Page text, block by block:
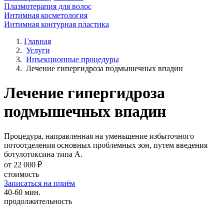
Плазмотерапия для волос
Интимная косметология
Интимная контурная пластика
Главная
Услуги
Инъекционные процедуры
Лечение гипергидроза подмышечных впадин
Лечение гипергидроза
подмышечных впадин
Процедура, направленная на уменьшение избыточного
потоотделения основных проблемных зон, путем введения
ботулотоксина типа А.
от 22 000 ₽
стоимость
Записаться на приём
40-60 мин.
продолжительность